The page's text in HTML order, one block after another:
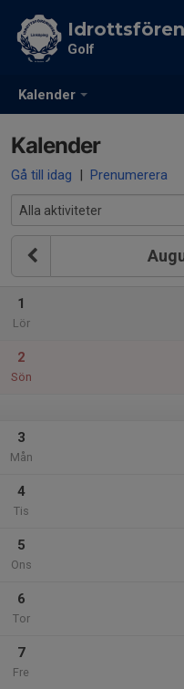
Kalender
Golf
Kalender
Gå till idag | Prenumerera
1
Lör
2
Sön
3
Mån
4
Tis
5
Ons
6
Tor
7
Fre